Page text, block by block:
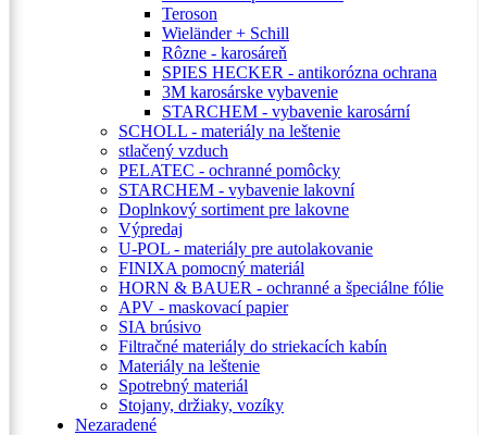
Teroson
Wieländer + Schill
Rôzne - karosáreň
SPIES HECKER - antikorózna ochrana
3M karosárske vybavenie
STARCHEM - vybavenie karosární
SCHOLL - materiály na leštenie
stlačený vzduch
PELATEC - ochranné pomôcky
STARCHEM - vybavenie lakovní
Doplnkový sortiment pre lakovne
Výpredaj
U-POL - materiály pre autolakovanie
FINIXA pomocný materiál
HORN & BAUER - ochranné a špeciálne fólie
APV - maskovací papier
SIA brúsivo
Filtračné materiály do striekacích kabín
Materiály na leštenie
Spotrebný materiál
Stojany, držiaky, vozíky
Nezaradené